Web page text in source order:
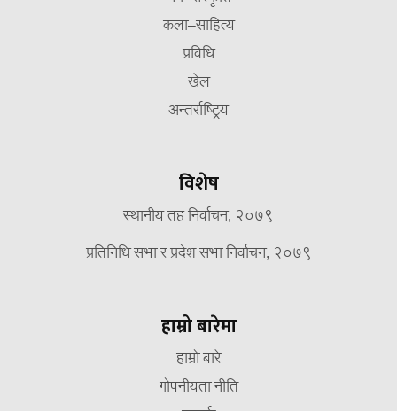
कला–साहित्य
प्रविधि
खेल
अन्तर्राष्ट्रिय
विशेष
स्थानीय तह निर्वाचन, २०७९
प्रतिनिधि सभा र प्रदेश सभा निर्वाचन, २०७९
हाम्रो बारेमा
हाम्रो बारे
गोपनीयता नीति